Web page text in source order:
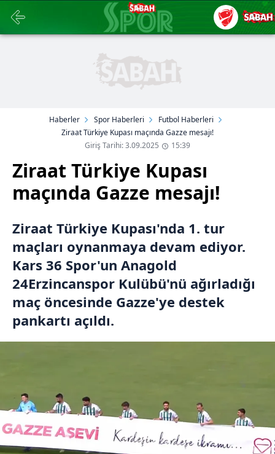
Haberler Spor Haberleri
Futbol Haberleri
Ziraat Türkiye Kupası maçında Gazze mesajı!
Giriş Tarihi: 3.09.2025
15:39
Ziraat Türkiye Kupası
maçında Gazze mesajı!
Ziraat Türkiye Kupası'nda 1. tur
maçları oynanmaya devam ediyor.
Kars 36 Spor'un Anagold
24Erzincanspor Kulübü'nü ağırladığı
maç öncesinde Gazze'ye destek
pankartı açıldı.